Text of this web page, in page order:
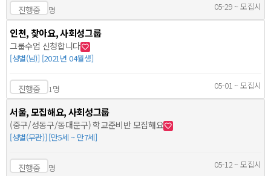
진행중 명 05-29 ~ 모집시
인천, 찾아요, 사회성그룹
그룹수업 신청합니다
[성별(남)] [2021년 04월생]
진행중 1명 05-01 ~ 모집시
서울, 모집해요, 사회성그룹
(중구/성동구/동대문구) 학교준비반 모집해요
[성별(무관)] [만5세 ~ 만7세]
진행중 명 05-12 ~ 모집시